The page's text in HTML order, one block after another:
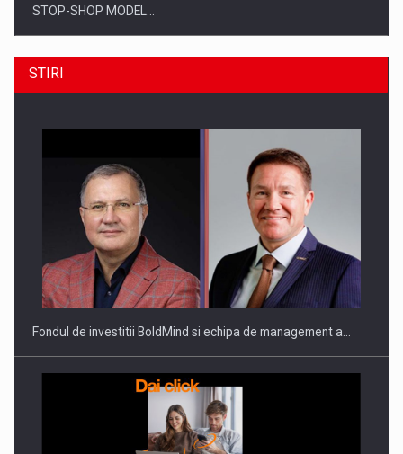
STOP-SHOP MODEL…
ROOTED IN ROMANIA, BUILT TO DELIVER TECHNOLOGY FOR
THE…
STIRI
Fondul de investitii BoldMind si echipa de management a…